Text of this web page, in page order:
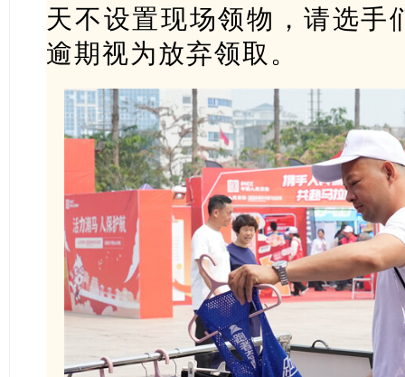
天不设置现场领物，请选手
逾期视为放弃领取。